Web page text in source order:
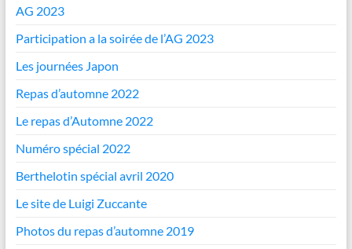
AG 2023
Participation a la soirée de l’AG 2023
Les journées Japon
Repas d’automne 2022
Le repas d’Automne 2022
Numéro spécial 2022
Berthelotin spécial avril 2020
Le site de Luigi Zuccante
Photos du repas d’automne 2019